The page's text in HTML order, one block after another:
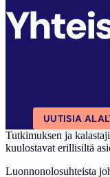
UUTISIA
Tutkimuksen ja
kuulostavat erillisiltä
Luonnonolosuhteista